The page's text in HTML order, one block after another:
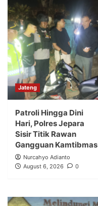
Jateng
Patroli Hingga Dini
Hari, Polres Jepara
Sisir Titik Rawan
Gangguan Kamtibmas
Nurcahyo Adianto
August 6, 2026
0